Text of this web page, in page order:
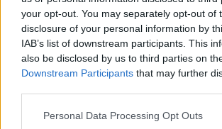
your opt-out. You may separately opt-out of
disclosure of your personal information by
IAB’s list of downstream participants. This
also be disclosed by us to third parties on
Downstream Participants that may further
Personal Data Processing Opt Outs
MEDIA
Πρωινοί Τύποι: Η αλλαγή ώρας
αντικατάσταση του Παναγιώτη